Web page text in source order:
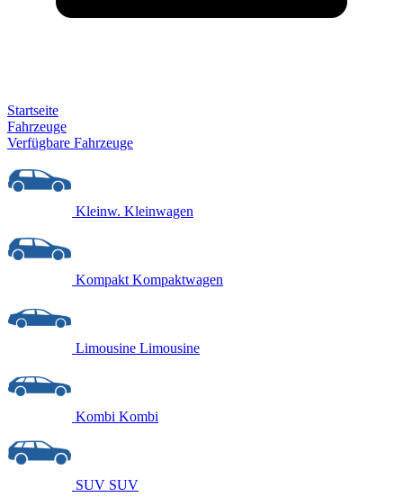
Startseite
Fahrzeuge
Verfügbare Fahrzeuge
Kleinw. Kleinwagen
Kompakt Kompaktwagen
Limousine Limousine
Kombi Kombi
SUV SUV